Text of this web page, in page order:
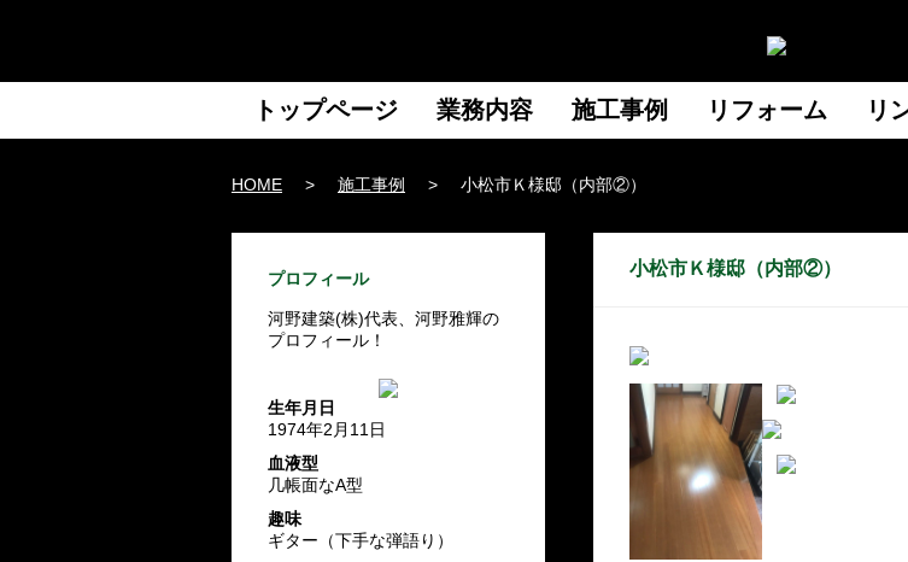
トップページ 業務内容 施工事例 リフォーム リ
HOME > 施工事例 > 小松市Ｋ様邸（内部②）
小松市Ｋ様邸（内部②）
プロフィール
河野建築(株)代表、河野雅輝の
プロフィール！
生年月日
1974年2月11日
血液型
几帳面なA型
趣味
ギター（下手な弾語り）